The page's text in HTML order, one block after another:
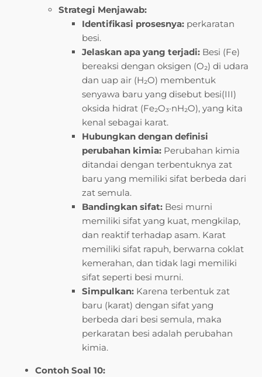
Strategi Menjawab:
Identifikasi prosesnya: perkaratan
besi.
Jelaskan apa yang terjadi: Besi (Fe)
bereaksi dengan oksigen (O₂) di udara
dan uap air (H₂O) membentuk
senyawa baru yang disebut besi(III)
oksida hidrat (Fe₂O₃·nH₂O), yang kita
kenal sebagai karat.
Hubungkan dengan definisi
perubahan kimia: Perubahan kimia
ditandai dengan terbentuknya zat
baru yang memiliki sifat berbeda dari
zat semula.
Bandingkan sifat: Besi murni
memiliki sifat yang kuat, mengkilap,
dan reaktif terhadap asam. Karat
memiliki sifat rapuh, berwarna coklat
kemerahan, dan tidak lagi memiliki
sifat seperti besi murni.
Simpulkan: Karena terbentuk zat
baru (karat) dengan sifat yang
berbeda dari besi semula, maka
perkaratan besi adalah perubahan
kimia.
Contoh Soal 10: